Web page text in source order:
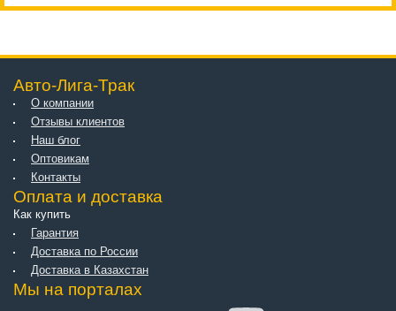
Авто-Лига-Трак
О компании
Отзывы клиентов
Наш блог
Оптовикам
Контакты
Оплата и доставка
Как купить
Гарантия
Доставка по России
Доставка в Казахстан
Мы на порталах